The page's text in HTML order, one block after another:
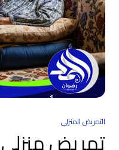
التمريض المنزلي